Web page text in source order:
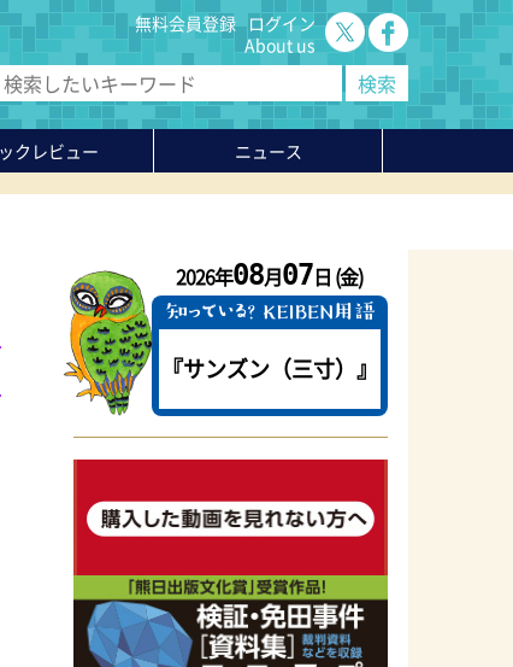
無料会員登録 ログイン
About us
クレビュー
ニュース
2026年08月07日 (金)
『サンズン（三寸）』